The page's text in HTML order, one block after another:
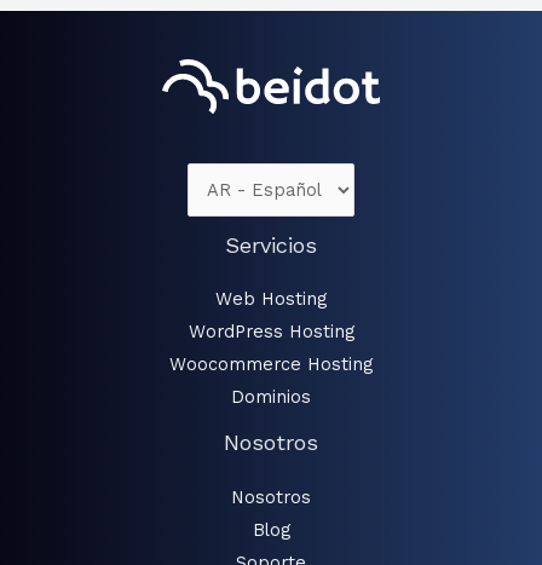
Servicios
Web Hosting
WordPress Hosting
Woocommerce Hosting
Dominios
Nosotros
Nosotros
Blog